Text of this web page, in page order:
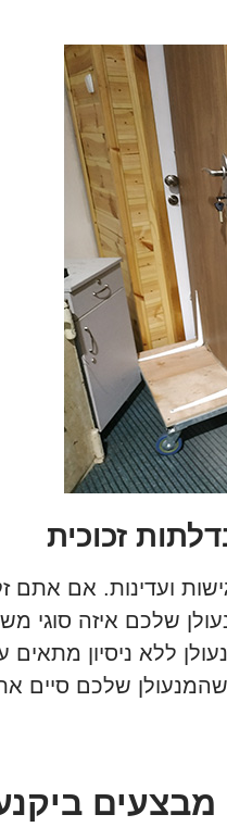
זכוכית
ועדינות. אם אתם
שלכם איזה סוגי
ללא ניסיון מתאים
שלכם סיים
מבצעים